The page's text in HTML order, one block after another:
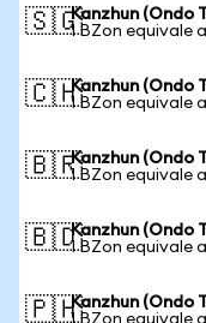
🇸🇬Kanzhun (Ondo
1 BZon equivale
🇨🇭Kanzhun (Ondo
1 BZon equivale
🇧🇷Kanzhun (Ondo
1 BZon equivale
🇧🇩Kanzhun (Ondo
1 BZon equivale
🇵🇭Kanzhun (Ondo
1 BZon equivale